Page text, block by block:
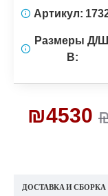
₪4530
Артикул:
Размеры Д/
В:
ДОСТАВКА И СБОРКА